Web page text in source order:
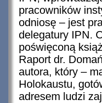
pracowników
odniosę – jest
delegatury IPN.
poświęconą
Raport dr.
autora, który –
Holokaustu,
adresem ludzi